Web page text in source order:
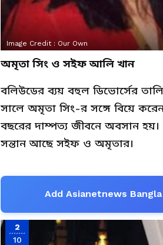
Image Credit : Our Own
অমৃতা সিং ও সইফ আলি খান
বলিউডের ব্যয় বহুল ডিভোর্সের
সালে অমৃতা সিং-র সঙ্গে বিয়ে
বছরের দাম্পত্য জীবনে অবসান
সন্তান আছে সইফ ও অমৃতার।
Add Asianetnews
2
10